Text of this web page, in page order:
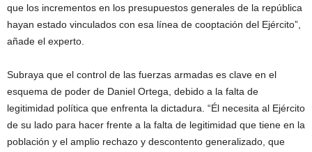
que los incrementos en los presupuestos generales de la república
hayan estado vinculados con esa línea de cooptación del Ejército”,
añade el experto.
Subraya que el control de las fuerzas armadas es clave en el
esquema de poder de Daniel Ortega, debido a la falta de
legitimidad política que enfrenta la dictadura. “Él necesita al Ejército
de su lado para hacer frente a la falta de legitimidad que tiene en la
población y el amplio rechazo y descontento generalizado, que